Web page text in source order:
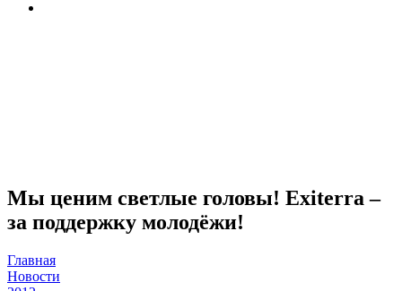
Мы ценим светлые головы! Exiterra –
за поддержку молодёжи!
Главная
Новости